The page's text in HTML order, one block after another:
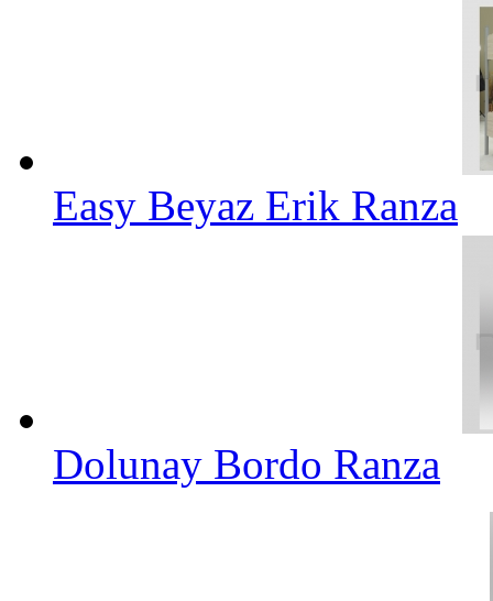
Easy Beyaz Erik Ranza
Dolunay Bordo Ranza